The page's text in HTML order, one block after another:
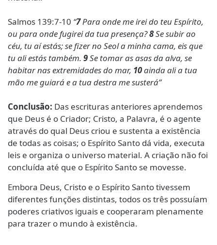
Salmos 139:7-10 “7Para onde me irei do teu Espírito,
ou para onde fugirei da tua presença?8Se subir ao
céu, tu aí estás; se fizer no Seol a minha cama, eis que
tu ali estás também. 9Se tomar as asas da alva, se
habitar nas extremidades do mar, 10ainda ali a tua
mão me guiará e a tua destra me susterá”
Conclusão: Das escrituras anteriores aprendemos
que Deus é o Criador; Cristo, a Palavra, é o agente
através do qual Deus criou e sustenta a existência
de todas as coisas; o Espírito Santo dá vida, executa
leis e organiza o universo material. A criação não foi
concluída até que o Espírito Santo se movesse.
Embora Deus, Cristo e o Espírito Santo tivessem
diferentes funções distintas, todos os três possuíam
poderes criativos iguais e cooperaram plenamente
para trazer o mundo à existência.